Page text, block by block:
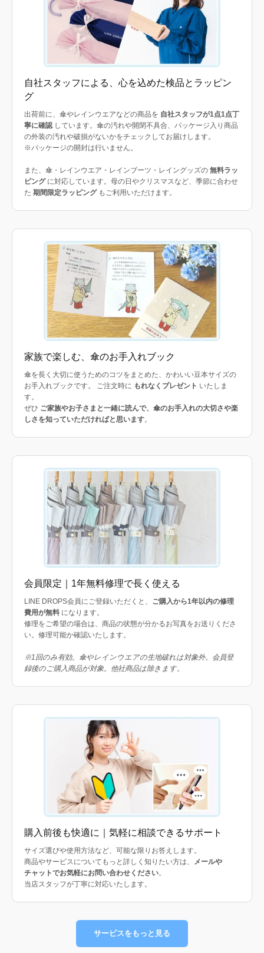
自社スタッフによる、心を込めた検品とラッピン
グ
出荷前に、傘やレインウエアなどの商品を 自社スタッフが1点1点丁
寧に確認しています。傘の汚れや開閉不具合、パッケージ入り商品
の外装の汚れや破損がないかをチェックしてお届けします。
※パッケージの開封は行いません。
また、傘・レインウエア・レインブーツ・レイングッズの 無料ラッ
ピングに対応しています。母の日やクリスマスなど、季節に合わせ
た 期間限定ラッピングもご利用いただけます。
家族で楽しむ、傘のお手入れブック
傘を長く大切に使うためのコツをまとめた、かわいい豆本サイズの
お手入れブックです。 ご注文時に もれなくプレゼント いたしま
す。
ぜひ ご家族やお子さまと一緒に読んで、傘のお手入れの大切さや楽
しさを知っていただければと思います。
会員限定｜1年無料修理で長く使える
LINE DROPS会員にご登録いただくと、 ご購入から1年以内の修理
費用が無料 になります。
修理をご希望の場合は、商品の状態が分かるお写真をお送りくださ
い。修理可能か確認いたします。
※1回のみ有効。傘やレインウエアの生地破れは対象外。会員登
録後のご購入商品が対象。他社商品は除きます。
購入前後も快適に｜気軽に相談できるサポート
サイズ選びや使用方法など、可能な限りお答えします。
商品やサービスについてもっと詳しく知りたい方は、 メールや
チャットでお気軽にお問い合わせください。
当店スタッフが丁寧に対応いたします。
サービスをもっと見る